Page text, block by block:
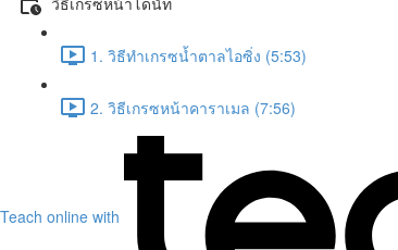
1. วิธีทำเกรซน้ำตาลไอซิ่ง (5:53)
2. วิธีเกรซหน้าคาราเมล (7:56)
Teach online with